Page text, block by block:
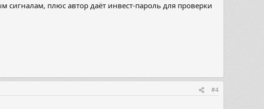
сигналам, плюс автор даёт инвест-пароль для проверки
#4